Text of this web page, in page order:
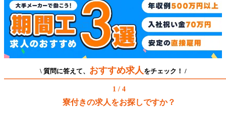
\ 質問に答えて、 おすすめ求人 をチェック！ /
1 / 4
寮付きの求人をお探しですか？